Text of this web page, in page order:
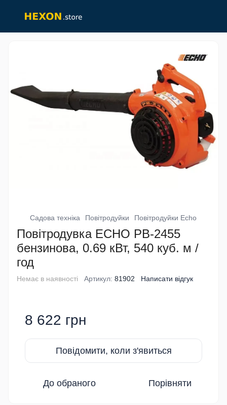
Садова техніка Повітродуйки Повітродуйки Echo
Повітродувка ECHO PB-2455
бензинова, 0.69 кВт, 540 куб. м /
год
Немає в наявності Артикул: 81902 Написати відгук
8 622 грн
Повідомити, коли з'явиться
До обраного Порівняти